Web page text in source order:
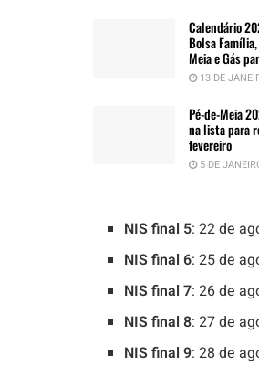
Calendário
Bolsa Família,
Meia e Gás
13 DE
Pé-de-Meia
na lista para
fevereiro
5 DE
NIS final 5: 22 de
NIS final 6: 25 de
NIS final 7: 26 de
NIS final 8: 27 de
NIS final 9: 28 de